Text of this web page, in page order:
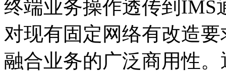
终端业务操作透传到IMS
对现有固定网络有改造
融合业务的广泛商用性